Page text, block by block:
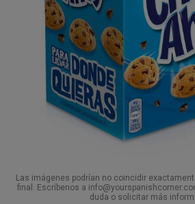
Las imágenes podrían no coincidir
final. Escríbenos a
duda o solicitar más